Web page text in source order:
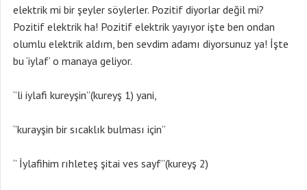
elektrik mi bir şeyler söylerler. Pozitif diyorlar değil mi?
Pozitif elektrik ha! Pozitif elektrik yayıyor işte ben ondan
olumlu elektrik aldım, ben sevdim adamı diyorsunuz ya! İşte
bu ‘iylaf’ o manaya geliyor.
‘’li iylafi kureyşin’’(kureyş 1) yani,
‘’kurayşin bir sıcaklık bulması için’’
‘’ İylafihim rıhleteş şitai ves sayf’’(kureyş 2)